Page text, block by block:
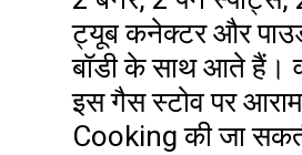
ट्यूब कनेक्टर और
बॉडी के साथ आते हैं।
इस गैस स्टोव पर
Cooking की जा